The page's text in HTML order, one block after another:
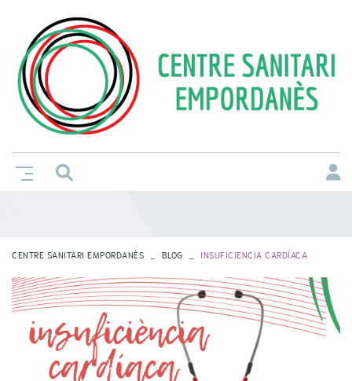
CENTRE SANITARI EMPORDANÈS BLOG INSUFICIENCIA CARDÍACA